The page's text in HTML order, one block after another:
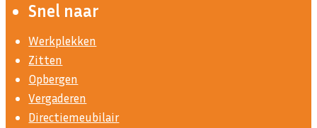
Snel naar
Werkplekken
Zitten
Opbergen
Vergaderen
Directiemeubilair